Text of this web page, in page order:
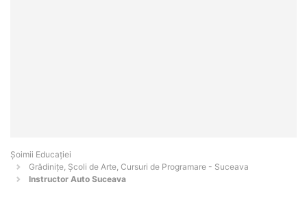
Șoimii Educației
Grădinițe, Școli de Arte, Cursuri de Programare - Suceava
Instructor Auto Suceava